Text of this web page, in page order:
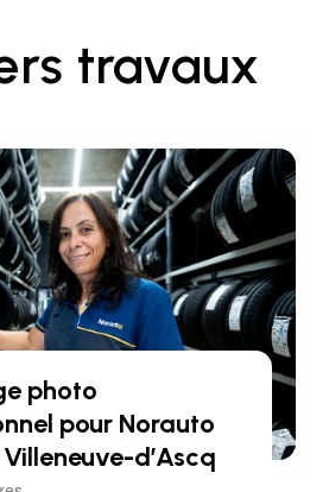
travaux
photo
pour Norauto
d’Ascq